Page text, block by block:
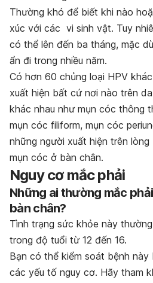
Thường khó để biết khi nào
xúc với các vi sinh vật. Tuy
có thể lên đến ba tháng, mặc
ẩn đi trong nhiều năm.
Có hơn 60 chủng loại HPV
xuất hiện bất cứ nơi nào trên
khác nhau như mụn cóc thông
mụn cóc filiform, mụn cóc
những người xuất hiện trên
mụn cóc ở bàn chân.
Nguy cơ mắc phải
Những ai thường mắc
bàn chân?
Tình trạng sức khỏe này
trong độ tuổi từ 12 đến 16.
Bạn có thể kiểm soát bệnh này
các yếu tố nguy cơ. Hãy tham